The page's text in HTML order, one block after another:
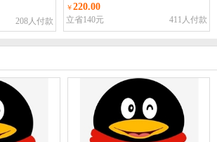
208人付款
￥220.00
立省140元 411人付款